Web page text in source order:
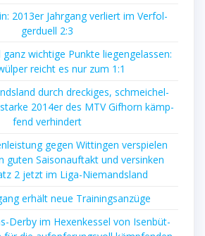
2013er Jahr­gang ver­liert im Ver­fol­
ger­du­ell 2:3
wich­ti­ge Punk­te lie­gen­ge­las­sen:
reicht es nur zum 1:1
durch dre­cki­ges, schmei­chel­
2014er des MTV Gif­horn kämp­
fend verhindert
gegen Wit­tin­gen ver­spie­len
guten Sai­son­auf­takt und ver­sin­ken
2 jetzt im Liga-Niemandsland
erhält neue Trainingsanzüge
Der­by im Hexen­kes­sel von Isen­büt­